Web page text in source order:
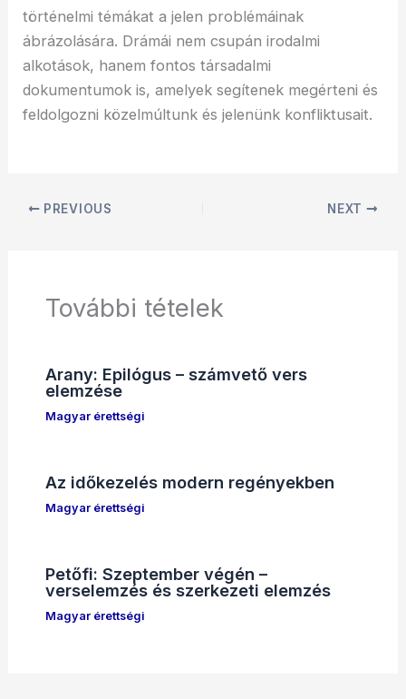
történelmi témákat a jelen problémáinak
ábrázolására. Drámái nem csupán irodalmi
alkotások, hanem fontos társadalmi
dokumentumok is, amelyek segítenek megérteni és
feldolgozni közelmúltunk és jelenünk konfliktusait.
PREVIOUS NEXT
További tételek
Arany: Epilógus – számvető vers
elemzése
Magyar érettségi
Az időkezelés modern regényekben
Magyar érettségi
Petőfi: Szeptember végén –
verselemzés és szerkezeti elemzés
Magyar érettségi